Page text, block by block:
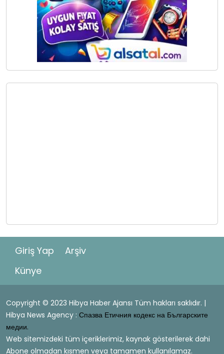
Giriş Yap
Arşiv
Künye
Copyright © 2023 Hibya Haber Ajansı Tüm hakları saklıdır. |
Hibya News Agency : Спазва Етичния кодекс на Българските
медии.
Web sitemizdeki tüm içeriklerimiz, kaynak gösterilerek dahi
Abone olmadan kısmen veya tamamen kullanılamaz.